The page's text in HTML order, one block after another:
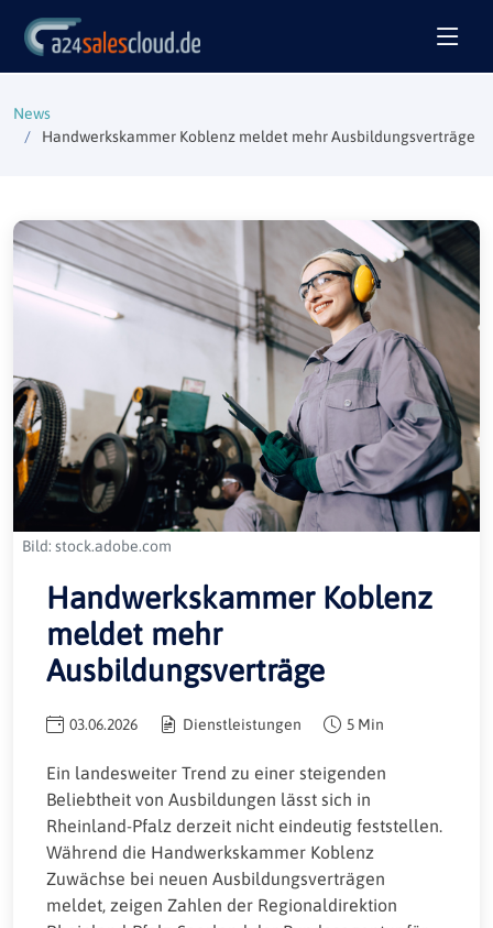
News
Handwerkskammer Koblenz meldet mehr Ausbildungsverträge
Bild: stock.adobe.com
Handwerkskammer Koblenz
meldet mehr
Ausbildungsverträge
03.06.2026 Dienstleistungen 5 Min
Ein landesweiter Trend zu einer steigenden
Beliebtheit von Ausbildungen lässt sich in
Rheinland-Pfalz derzeit nicht eindeutig feststellen.
Während die Handwerkskammer Koblenz
Zuwächse bei neuen Ausbildungsverträgen
meldet, zeigen Zahlen der Regionaldirektion